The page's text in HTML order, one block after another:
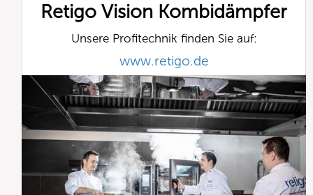
Retigo Vision Kombidämpfer
Unsere Profitechnik finden Sie auf:
www.retigo.de